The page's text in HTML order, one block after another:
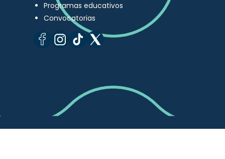
Programas educativos
Convocatorias